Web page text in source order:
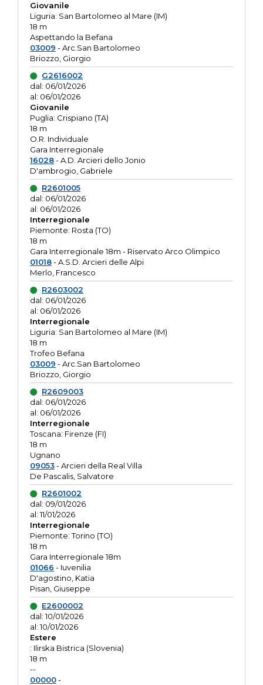
Giovanile
Liguria: San Bartolomeo al Mare (IM)
18 m
Aspettando la Befana
03009 - Arc.San Bartolomeo
Briozzo, Giorgio
G2616002
dal: 06/01/2026
al: 06/01/2026
Giovanile
Puglia: Crispiano (TA)
18 m
O.R. Individuale
Gara Interregionale
16028- A.D. Arcieri dello Jonio
D'ambrogio, Gabriele
R2601005
dal: 06/01/2026
al: 06/01/2026
Interregionale
Piemonte: Rosta (TO)
18 m
Gara Interregionale 18m - Riservato Arco Olimpico
01018- A.S.D. Arcieri delle Alpi
Merlo, Francesco
R2603002
dal: 06/01/2026
al: 06/01/2026
Interregionale
Liguria: San Bartolomeo al Mare (IM)
18 m
Trofeo Befana
03009 - Arc.San Bartolomeo
Briozzo, Giorgio
R2609003
dal: 06/01/2026
al: 06/01/2026
Interregionale
Toscana: Firenze (FI)
18 m
Ugnano
09053- Arcieri della Real Villa
De Pascalis, Salvatore
R2601002
dal: 09/01/2026
al: 11/01/2026
Interregionale
Piemonte: Torino (TO)
18 m
Gara Interregionale 18m
01066 - Iuvenilia
D'agostino, Katia
Pisan, Giuseppe
E2600002
dal: 10/01/2026
al: 10/01/2026
Estere
: Ilirska Bistrica (Slovenia)
18 m
--
00000-